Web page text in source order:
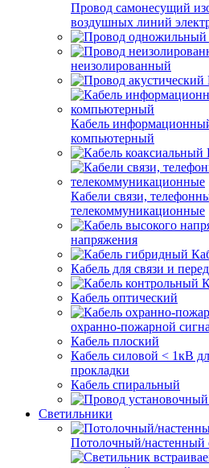
Провод самонесущий
воздушных линий
неизолированный
Кабель
компьютерный
Кабели связи,
телекоммуникационные
напряжения
Кабель для связи и
Кабель оптический
охранно-пожарной
Кабель плоский
Кабель силовой < 1кВ
прокладки
Кабель спиральный
Светильники
Потолочный/настенный